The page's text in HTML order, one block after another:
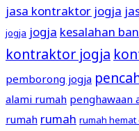
jasa kontraktor jogja
jogja jogja kesalahan
kontraktor jogja
pemborong jogja
alami rumah penghawaan
rumah rumah rumah hemat